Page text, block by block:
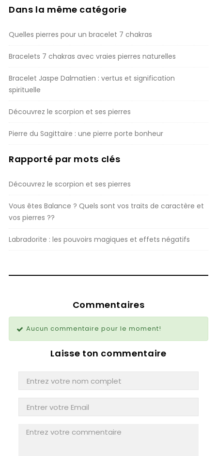
Dans la même catégorie
Quelles pierres pour un bracelet 7 chakras
Bracelets 7 chakras avec vraies pierres naturelles
Bracelet Jaspe Dalmatien : vertus et signification
spirituelle
Découvrez le scorpion et ses pierres
Pierre du Sagittaire : une pierre porte bonheur
Rapporté par mots clés
Découvrez le scorpion et ses pierres
Vous êtes Balance ? Quels sont vos traits de caractère et
vos pierres ??
Labradorite : les pouvoirs magiques et effets négatifs
Commentaires
Aucun commentaire pour le moment!
Laisse ton commentaire